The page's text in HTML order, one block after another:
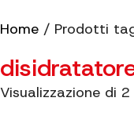
Home / Prodotti
Visualizzazione di